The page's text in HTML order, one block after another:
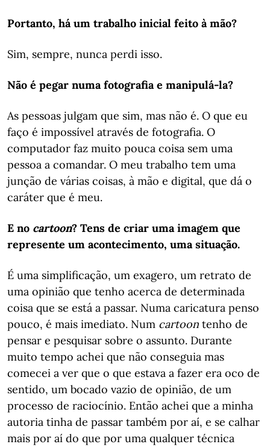
Portanto, há um trabalho inicial feito à mão?
Sim, sempre, nunca perdi isso.
Não é pegar numa fotografia e manipulá-la?
As pessoas julgam que sim, mas não é. O que eu
faço é impossível através de fotografia. O
computador faz muito pouca coisa sem uma
pessoa a comandar. O meu trabalho tem uma
junção de várias coisas, à mão e digital, que dá o
caráter que é meu.
E no cartoon? Tens de criar uma imagem que
represente um acontecimento, uma situação.
É uma simplificação, um exagero, um retrato de
uma opinião que tenho acerca de determinada
coisa que se está a passar. Numa caricatura penso
pouco, é mais imediato. Num cartoon tenho de
pensar e pesquisar sobre o assunto. Durante
muito tempo achei que não conseguia mas
comecei a ver que o que estava a fazer era oco de
sentido, um bocado vazio de opinião, de um
processo de raciocínio. Então achei que a minha
autoria tinha de passar também por aí, e se calhar
mais por aí do que por uma qualquer técnica